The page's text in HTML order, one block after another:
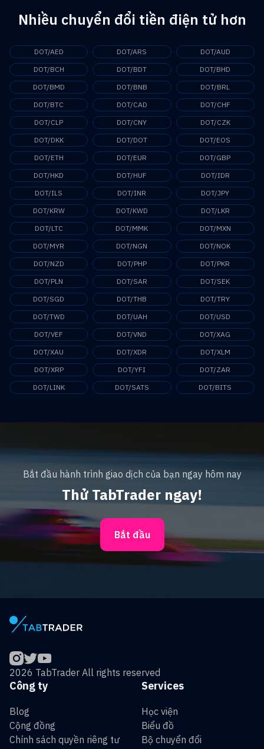
Nhiều chuyển đổi tiền điện tử hơn
DOT/AED DOT/ARS
DOT/AUD
DOT/BCH
DOT/BDT
DOT/BHD
DOT/BMD
DOT/BNB
DOT/BRL
DOT/BTC
DOT/CAD
DOT/CHF
DOT/CLP
DOT/CNY
DOT/CZK
DOT/DKK
DOT/DOT
DOT/EOS
DOT/ETH
DOT/EUR
DOT/GBP
DOT/HKD
DOT/HUF
DOT/IDR
DOT/ILS
DOT/INR
DOT/JPY
DOT/KRW
DOT/KWD
DOT/LKR
DOT/LTC
DOT/MMK
DOT/MXN
DOT/MYR
DOT/NGN
DOT/NOK
DOT/NZD
DOT/PHP
DOT/PKR
DOT/PLN
DOT/SAR
DOT/SEK
DOT/SGD
DOT/THB
DOT/TRY
DOT/TWD
DOT/UAH
DOT/USD
DOT/VEF
DOT/VND
DOT/XAG
DOT/XAU
DOT/XDR
DOT/XLM
DOT/XRP
DOT/YFI
DOT/ZAR
DOT/LINK
DOT/SATS DOT/BITS
Bắt đầu hành trình giao dịch của bạn ngay hôm nay
Thử TabTrader ngay!
Bắt đầu
2026 TabTrader All rights reserved
Services
Học viện
Biểu đồ
Bộ chuyển đổi
Công ty
Blog
Cộng đồng
Chính sách quyền riêng tư